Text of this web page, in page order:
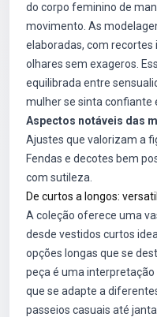
do corpo feminino de
movimento. As
elaboradas, com
olhares sem exageros.
equilibrada entre
mulher se sinta confiante
Aspectos notáveis das
Ajustes que valorizam a
Fendas e decotes bem
com sutileza.
De curtos a longos:
A coleção oferece uma
desde vestidos curtos
opções longas que se
peça é uma
que se adapte a
passeios casuais até